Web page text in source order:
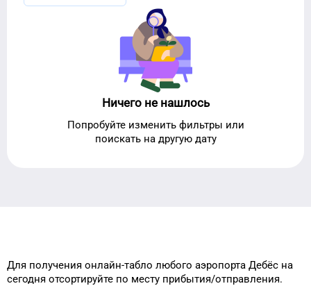
Ничего не нашлось
Попробуйте изменить фильтры или
поискать на другую дату
Для получения онлайн-табло любого аэропорта Дебёс на
сегодня отсортируйте по месту прибытия/отправления.